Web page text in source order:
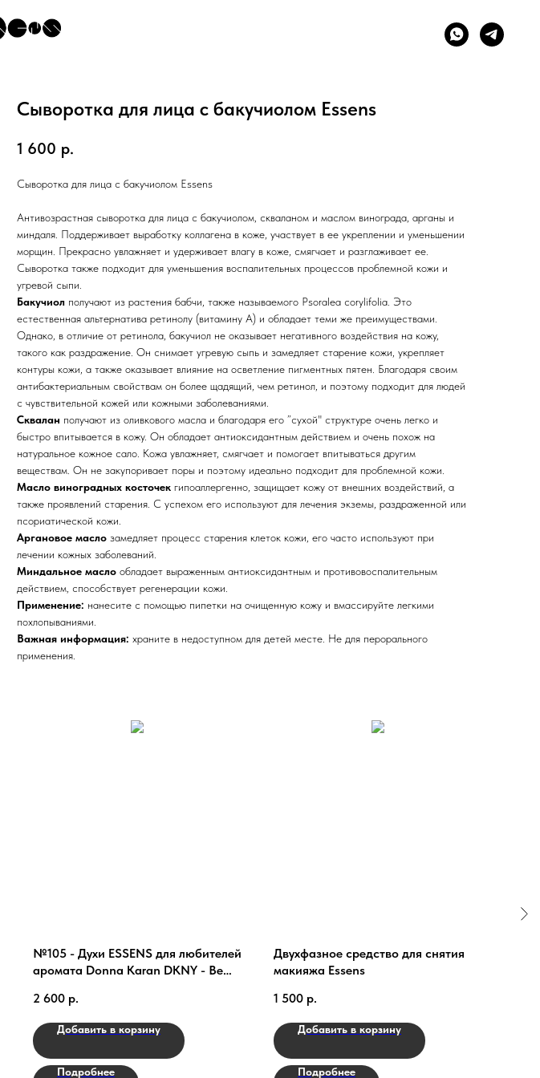
Сыворотка для лица с бакучиолом Essens
1 600 р.
Сыворотка для лица с бакучиолом Essens
Антивозрастная сыворотка для лица с бакучиолом, скваланом и маслом винограда, арганы и
миндаля. Поддерживает выработку коллагена в коже, участвует в ее укреплении и уменьшении
морщин. Прекрасно увлажняет и удерживает влагу в коже, смягчает и разглаживает ее.
Сыворотка также подходит для уменьшения воспалительных процессов проблемной кожи и
угревой сыпи.
Бакучиол получают из растения бабчи, также называемого Psoralea corylifolia. Это
естественная альтернатива ретинолу (витамину А) и обладает теми же преимуществами.
Однако, в отличие от ретинола, бакучиол не оказывает негативного воздействия на кожу,
такого как раздражение. Он снимает угревую сыпь и замедляет старение кожи, укрепляет
контуры кожи, а также оказывает влияние на осветление пигментных пятен. Благодаря своим
антибактериальным свойствам он более щадящий, чем ретинол, и поэтому подходит для людей
с чувствительной кожей или кожными заболеваниями.
Сквалан получают из оливкового масла и благодаря его ”сухой" структуре очень легко и
быстро впитывается в кожу. Он обладает антиоксидантным действием и очень похож на
натуральное кожное сало. Кожа увлажняет, смягчает и помогает впитываться другим
веществам. Он не закупоривает поры и поэтому идеально подходит для проблемной кожи.
Масло виноградных косточек гипоаллергенно, защищает кожу от внешних воздействий, а
также проявлений старения. С успехом его используют для лечения экземы, раздраженной или
псориатической кожи.
Аргановое масло замедляет процесс старения клеток кожи, его часто используют при
лечении кожных заболеваний.
Миндальное масло обладает выраженным антиоксидантным и противовоспалительным
действием, способствует регенерации кожи.
Применение: нанесите с помощью пипетки на очищенную кожу и вмассируйте легкими
похлопываниями.
Важная информация: храните в недоступном для детей месте. Не для перорального
применения.
№105 - Духи ESSENS для любителей
аромата Donna Karan DKNY - Be
2 600 р.
Добавить в корзину
Подробнее
Двухфазное средство для снятия
макияжа Essens
1 500 р.
Добавить в корзину
Подробнее